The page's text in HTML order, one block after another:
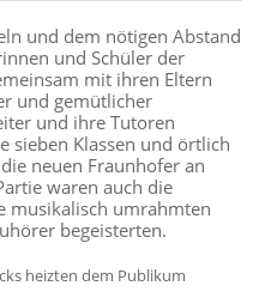
und dem nötigen Abstand
und Schüler der
mit ihren Eltern
und gemütlicher
und ihre Tutoren
sieben Klassen und örtlich
neuen Fraunhofer an
waren auch die
musikalisch umrahmten
begeisterten.